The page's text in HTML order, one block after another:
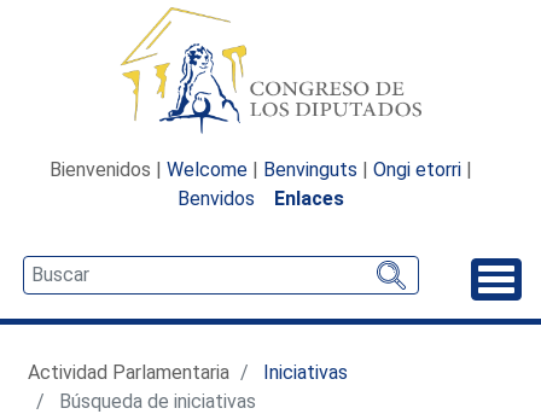
Bienvenidos | Welcome | Benvinguts | Ongi etorri |
Benvidos
Enlaces
Actividad Parlamentaria
Iniciativas
Búsqueda de iniciativas